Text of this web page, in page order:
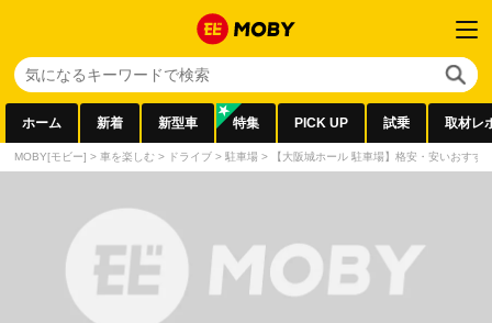
ホーム 新着 新型車 特集 PICK UP 試乗 取材レ
MOBY[モビー] > 車を楽しむ > ドライブ > 駐車場 > 【大阪城ホール 駐車場】格安・安いおすす